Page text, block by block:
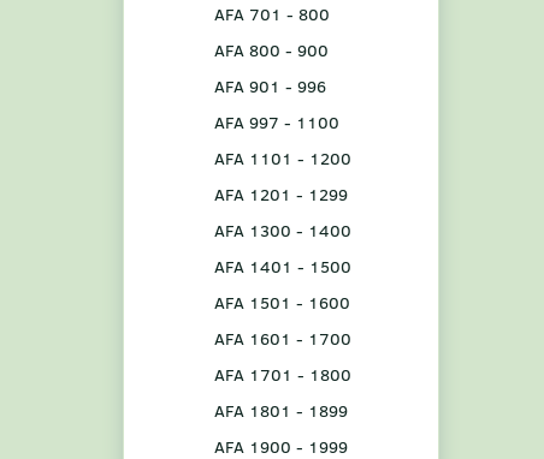
AFA 701 - 800
AFA 800 - 900
AFA 901 - 996
AFA 997 - 1100
AFA 1101 - 1200
AFA 1201 - 1299
AFA 1300 - 1400
AFA 1401 - 1500
AFA 1501 - 1600
AFA 1601 - 1700
AFA 1701 - 1800
AFA 1801 - 1899
AFA 1900 - 1999